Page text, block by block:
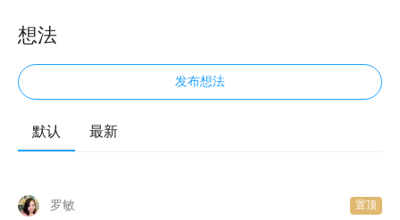
想法
发布想法
默认 最新
罗敏 置顶